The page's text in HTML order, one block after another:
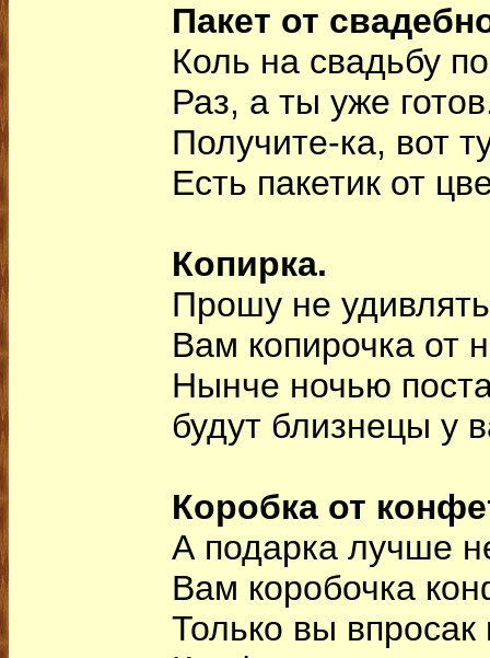
Пакет от
Коль на свадьбу
Раз, а ты уже
Получите-ка, вот
Есть пакетик от
Копирка.
Прошу не
Вам копирочка от
Нынче ночью
будут близнецы у
Коробка от
А подарка лучше
Вам коробочка
Только вы впросак